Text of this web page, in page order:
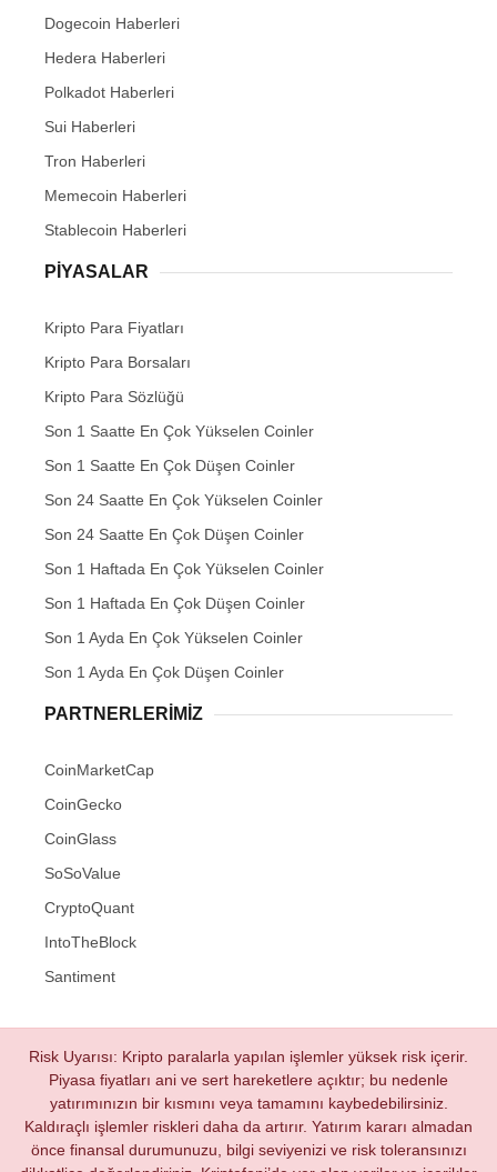
Dogecoin Haberleri
Hedera Haberleri
Polkadot Haberleri
Sui Haberleri
Tron Haberleri
Memecoin Haberleri
Stablecoin Haberleri
PIYASALAR
Kripto Para Fiyatları
Kripto Para Borsaları
Kripto Para Sözlüğü
Son 1 Saatte En Çok Yükselen Coinler
Son 1 Saatte En Çok Düşen Coinler
Son 24 Saatte En Çok Yükselen Coinler
Son 24 Saatte En Çok Düşen Coinler
Son 1 Haftada En Çok Yükselen Coinler
Son 1 Haftada En Çok Düşen Coinler
Son 1 Ayda En Çok Yükselen Coinler
Son 1 Ayda En Çok Düşen Coinler
PARTNERLERIMIZ
CoinMarketCap
CoinGecko
CoinGlass
SoSoValue
CryptoQuant
IntoTheBlock
Santiment
Risk Uyarısı: Kripto paralarla yapılan işlemler yüksek risk içerir.
Piyasa fiyatları ani ve sert hareketlere açıktır; bu nedenle
yatırımınızın bir kısmını veya tamamını kaybedebilirsiniz.
Kaldıraçlı işlemler riskleri daha da artırır. Yatırım kararı almadan
önce finansal durumunuzu, bilgi seviyenizi ve risk toleransınızı